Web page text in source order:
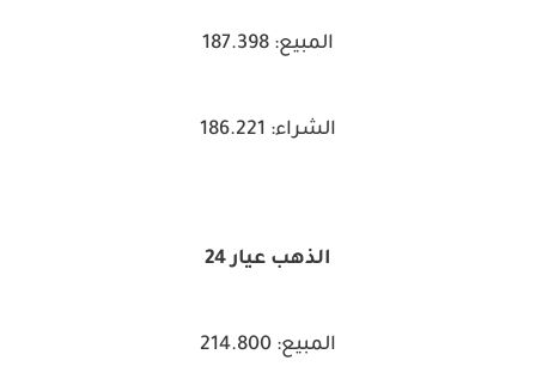
المبيع: 187.398
الشراء: 186.221
الذهب عيار 24
المبيع: 214.800